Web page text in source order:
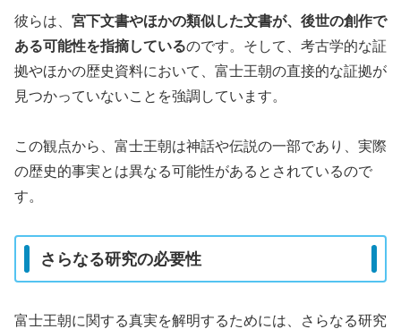
彼らは、 宮下文書やほかの類似した文書が、後世の創作で
ある可能性を指摘しているのです。そして、考古学的な証
拠やほかの歴史資料において、富士王朝の直接的な証拠が
見つかっていないことを強調しています。
この観点から、富士王朝は神話や伝説の一部であり、実際
の歴史的事実とは異なる可能性があるとされているので
す。
さらなる研究の必要性
富士王朝に関する真実を解明するためには、さらなる研究